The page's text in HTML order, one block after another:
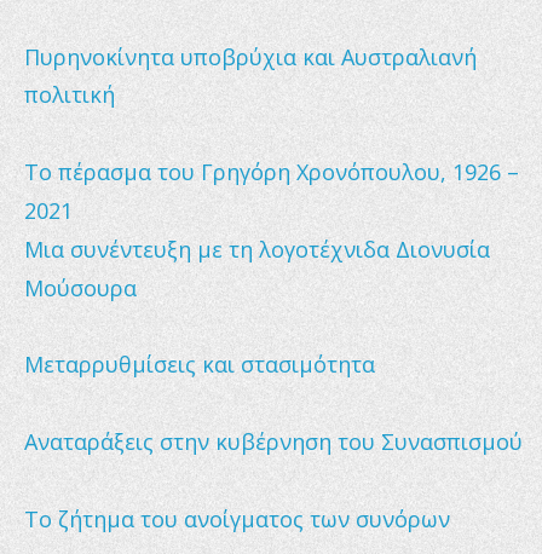
Πυρηνοκίνητα υποβρύχια και Αυστραλιανή
πολιτική
Το πέρασμα του Γρηγόρη Χρονόπουλου, 1926 –
2021
Μια συνέντευξη με τη λογοτέχνιδα Διονυσία
Μούσουρα
Μεταρρυθμίσεις και στασιμότητα
Αναταράξεις στην κυβέρνηση του Συνασπισμού
Το ζήτημα του ανοίγματος των συνόρων